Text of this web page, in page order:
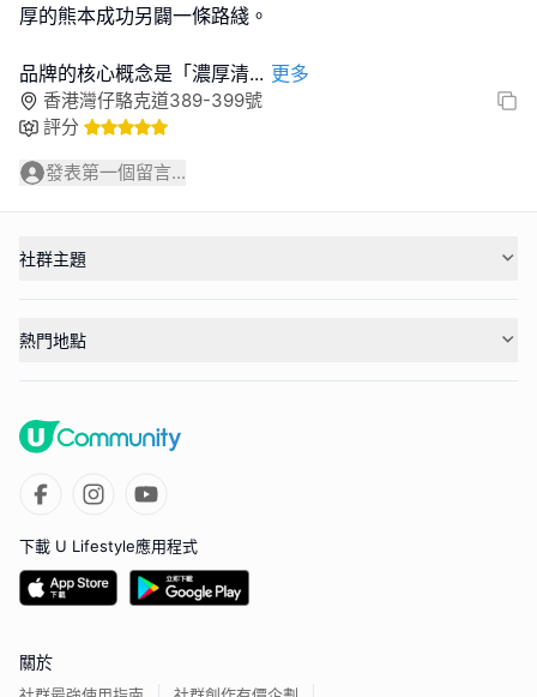
厚的熊本成功另闢一條路綫。
品牌的核心概念是「濃厚清... 更多
香港灣仔駱克道389-399號
評分
發表第一個留言...
社群主題
熱門地點
下載 U Lifestyle應用程式
關於